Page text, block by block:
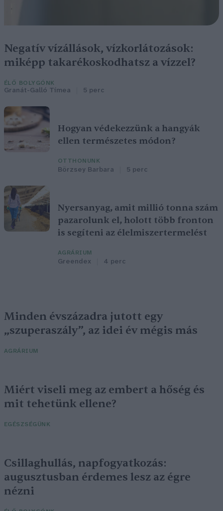
Negatív vízállások, vízkorlátozások:
miképp takarékoskodhatsz a vízzel?
ÉLŐ BOLYGÓNK
Granát-Galló Tímea 5 perc
Hogyan védekezzünk a hangyák
ellen természetes módon?
OTTHONUNK
Börzsey Barbara 5 perc
Nyersanyag, amit millió tonna szám
pazarolunk el, holott több fronton
is segíteni az élelmiszertermelést
AGRÁRIUM
Greendex 4 perc
Minden évszázadra jutott egy
„szuperaszály”, az idei év mégis más
AGRÁRIUM
Miért viseli meg az embert a hőség és
mit tehetünk ellene?
EGÉSZSÉGÜNK
Csillaghullás, napfogyatkozás:
augusztusban érdemes lesz az égre
nézni